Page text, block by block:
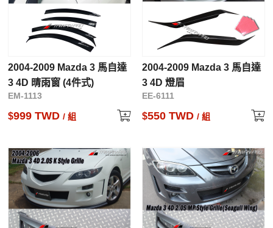
2004-2009 Mazda 3 馬自達
3 4D 晴雨窗 (4件式)
EM-1113
$999 TWD/ 組
2004-2009 Mazda 3 馬自達
3 4D 燈眉
EE-6111
$550 TWD/ 組